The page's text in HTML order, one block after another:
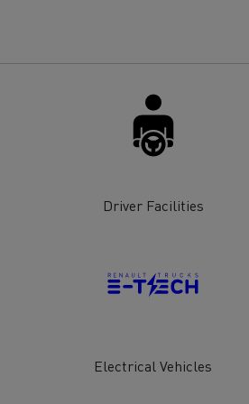
estruturas de
os seus camiões
Driver Facilities
Electrical Vehicles